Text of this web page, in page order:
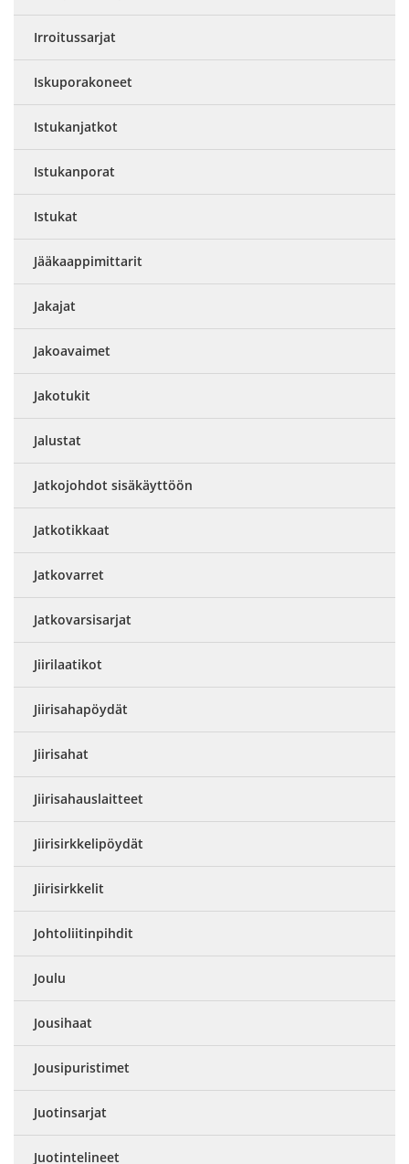
Irroitussarjat
Iskuporakoneet
Istukanjatkot
Istukanporat
Istukat
Jääkaappimittarit
Jakajat
Jakoavaimet
Jakotukit
Jalustat
Jatkojohdot sisäkäyttöön
Jatkotikkaat
Jatkovarret
Jatkovarsisarjat
Jiirilaatikot
Jiirisahapöydät
Jiirisahat
Jiirisahauslaitteet
Jiirisirkkelipöydät
Jiirisirkkelit
Johtoliitinpihdit
Joulu
Jousihaat
Jousipuristimet
Juotinsarjat
Juotintelineet